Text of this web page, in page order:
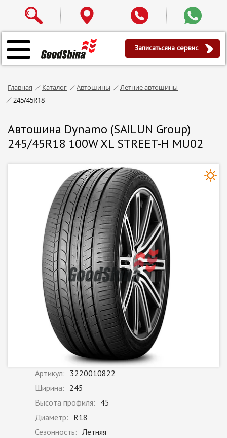
Записатьсяна сервис
Главная Каталог Автошины
Летние автошины
245/45R18
Автошина Dynamo (SAILUN Group)
245/45R18 100W XL STREET-H MU02
Артикул: 3220010822
Ширина: 245
Высота профиля: 45
Диаметр: R18
Сезонность: Летняя